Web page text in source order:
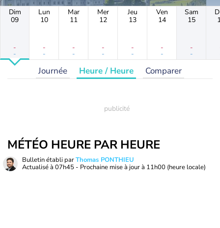
Dim
09
-
-
Lun
10
-
-
Mar
11
-
-
Mer
12
-
-
Jeu
13
-
-
Ven
14
-
-
Sam
15
-
-
Journée Heure / Heure Comparer
MÉTÉO HEURE PAR HEURE
Bulletin établi parThomas PONTHIEU
Actualisé à 07h45 - Prochaine mise à jour à 11h00 (heure locale)